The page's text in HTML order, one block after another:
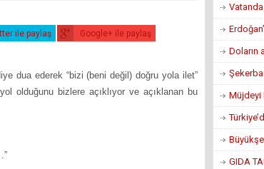
ile paylaş Google+ ile paylaş
dua ederek “bizi (beni değil) doğru yola ilet”
olduğunu bizlere açıklıyor ve açıklanan bu
Doların
Müjdeyi
GIDA